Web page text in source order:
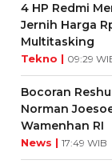
4 HP Redmi
Jernih Harga
Multitasking
Tekno | 09:29
Bocoran
Norman
Wamenhan RI
News | 17:49 WIB